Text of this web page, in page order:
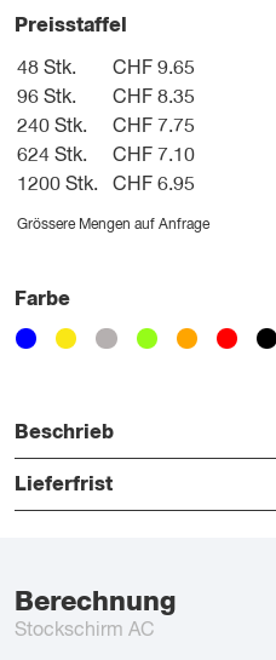
Preisstaffel
48 Stk.
CHF 9.65
96 Stk.
CHF 8.35
240 Stk.
CHF 7.75
624 Stk.
CHF 7.10
1200 Stk.
CHF 6.95
Grössere Mengen auf Anfrage
Farbe
Beschrieb
Lieferfrist
Berechnung
Stockschirm AC